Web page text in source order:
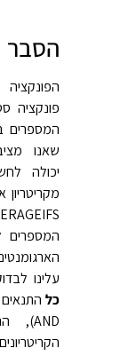
הסבר
פונקציה
המספרים
יכולה
המספרים
עלינו
כל התנאים
AND), הנתונים חייבים לעמוד